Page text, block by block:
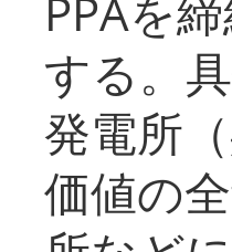
PPAを
する。
発電所
価値の